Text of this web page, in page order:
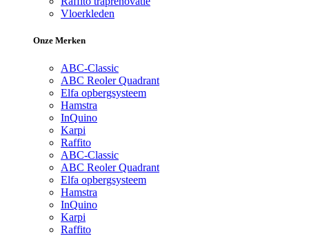
Vloerkleden
Onze Merken
ABC-Classic
ABC Reoler Quadrant
Elfa opbergsysteem
Hamstra
InQuino
Karpi
Raffito
ABC-Classic
ABC Reoler Quadrant
Elfa opbergsysteem
Hamstra
InQuino
Karpi
Raffito